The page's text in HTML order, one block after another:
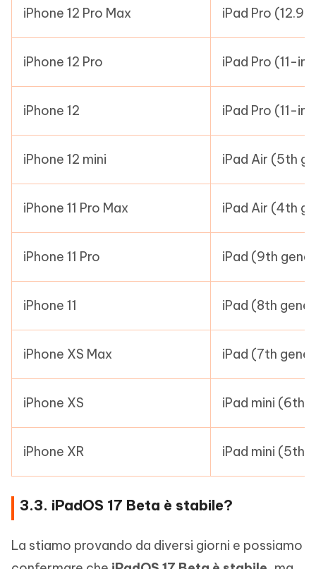
iPhone 12 Pro Max iPad Pro
iPhone 12 Pro iPad Pro (11-
iPhone 12 iPad Pro (11-
iPhone 12 mini iPad Air (5th
iPhone 11 Pro Max iPad Air (4th
iPhone 11 Pro iPad (9th
iPhone 11 iPad (8th
iPhone XS Max iPad (7th
iPhone XS iPad mini (6th
iPhone XR iPad mini (5th
3.3. iPadOS 17 Beta è stabile?
La stiamo provando da diversi giorni e possiamo